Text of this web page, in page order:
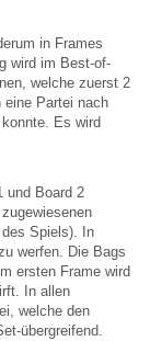
in Frames
wird im Best-of-
welche zuerst 2
eine Partei nach
Es wird
und Board 2
Spiels). In
werfen. Die Bags
ersten Frame wird
In allen
welche den
übergreifend.